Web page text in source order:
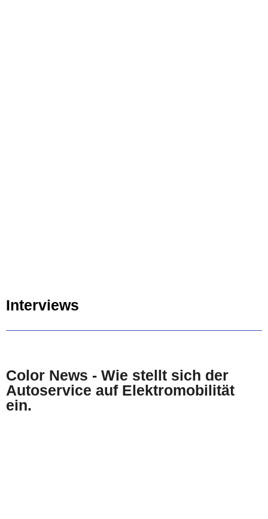
Interviews
Color News - Wie stellt sich der
Autoservice auf Elektromobilität
ein.